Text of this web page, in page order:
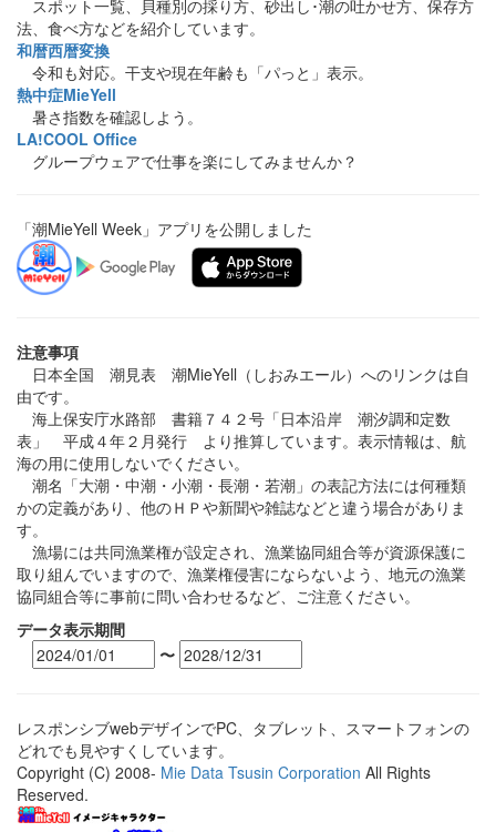
スポット一覧、貝種別の採り方、砂出し･潮の吐かせ方、保存方
法、食べ方などを紹介しています。
和暦西暦変換
令和も対応。干支や現在年齢も「パっと」表示。
熱中症MieYell
暑さ指数を確認しよう。
LA!COOL Office
グループウェアで仕事を楽にしてみませんか？
「潮MieYell Week」アプリを公開しました
注意事項
日本全国 潮見表 潮MieYell（しおみエール）へのリンクは自
由です。
海上保安庁水路部 書籍７４２号「日本沿岸 潮汐調和定数
表」 平成４年２月発行 より推算しています。表示情報は、航
海の用に使用しないでください。
潮名「大潮・中潮・小潮・長潮・若潮」の表記方法には何種類
かの定義があり、他のＨＰや新聞や雑誌などと違う場合がありま
す。
漁場には共同漁業権が設定され、漁業協同組合等が資源保護に
取り組んでいますので、漁業権侵害にならないよう、地元の漁業
協同組合等に事前に問い合わせるなど、ご注意ください。
データ表示期間
〜
レスポンシブwebデザインでPC、タブレット、スマートフォンの
どれでも見やすくしています。
Copyright (C) 2008- Mie Data Tsusin Corporation All Rights
Reserved.